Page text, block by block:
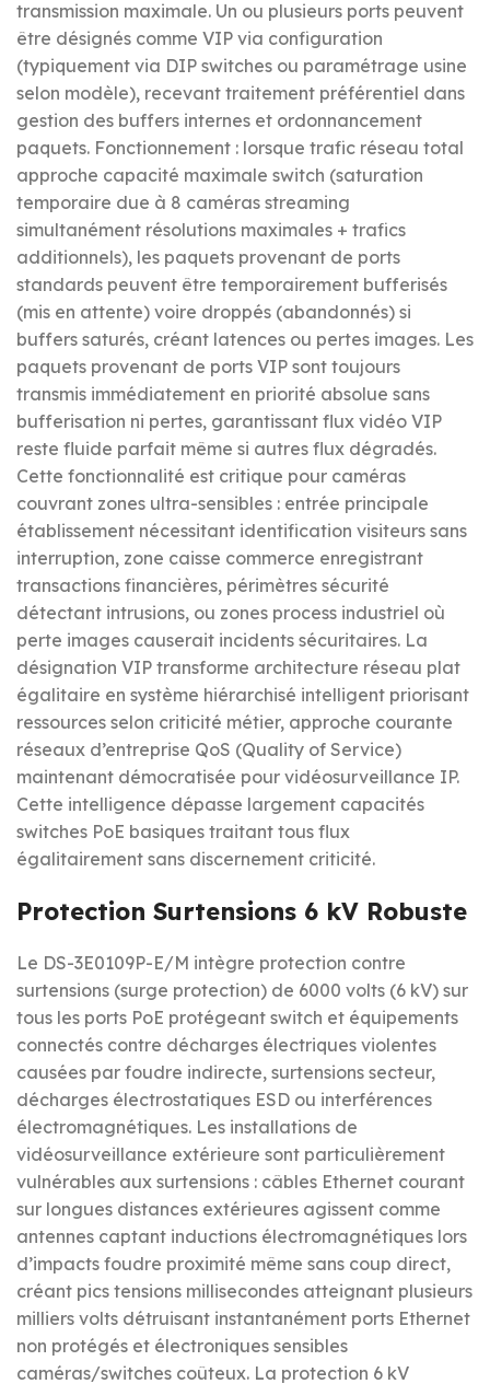
transmission maximale. Un ou plusieurs ports peuvent
être désignés comme VIP via configuration
(typiquement via DIP switches ou paramétrage usine
selon modèle), recevant traitement préférentiel dans
gestion des buffers internes et ordonnancement
paquets. Fonctionnement : lorsque trafic réseau total
approche capacité maximale switch (saturation
temporaire due à 8 caméras streaming
simultanément résolutions maximales + trafics
additionnels), les paquets provenant de ports
standards peuvent être temporairement bufferisés
(mis en attente) voire droppés (abandonnés) si
buffers saturés, créant latences ou pertes images. Les
paquets provenant de ports VIP sont toujours
transmis immédiatement en priorité absolue sans
bufferisation ni pertes, garantissant flux vidéo VIP
reste fluide parfait même si autres flux dégradés.
Cette fonctionnalité est critique pour caméras
couvrant zones ultra-sensibles : entrée principale
établissement nécessitant identification visiteurs sans
interruption, zone caisse commerce enregistrant
transactions financières, périmètres sécurité
détectant intrusions, ou zones process industriel où
perte images causerait incidents sécuritaires. La
désignation VIP transforme architecture réseau plat
égalitaire en système hiérarchisé intelligent priorisant
ressources selon criticité métier, approche courante
réseaux d’entreprise QoS (Quality of Service)
maintenant démocratisée pour vidéosurveillance IP.
Cette intelligence dépasse largement capacités
switches PoE basiques traitant tous flux
égalitairement sans discernement criticité.
Protection Surtensions 6 kV Robuste
Le DS-3E0109P-E/M intègre protection contre
surtensions (surge protection) de 6000 volts (6 kV) sur
tous les ports PoE protégeant switch et équipements
connectés contre décharges électriques violentes
causées par foudre indirecte, surtensions secteur,
décharges électrostatiques ESD ou interférences
électromagnétiques. Les installations de
vidéosurveillance extérieure sont particulièrement
vulnérables aux surtensions : câbles Ethernet courant
sur longues distances extérieures agissent comme
antennes captant inductions électromagnétiques lors
d’impacts foudre proximité même sans coup direct,
créant pics tensions millisecondes atteignant plusieurs
milliers volts détruisant instantanément ports Ethernet
non protégés et électroniques sensibles
caméras/switches coûteux. La protection 6 kV